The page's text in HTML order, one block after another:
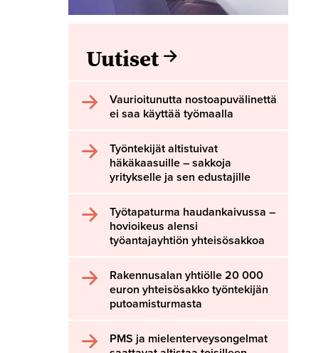
Uutiset
Vaurioitunutta nostoapuvälinettä
ei saa käyttää työmaalla
Työntekijät altistuivat
häkäkaasuille – sakkoja
yritykselle ja sen edustajille
Työtapaturma haudankaivussa –
hovioikeus alensi
työantajayhtiön yhteisösakkoa
Rakennusalan yhtiölle 20 000
euron yhteisösakko työntekijän
putoamisturmasta
PMS ja mielenterveysongelmat